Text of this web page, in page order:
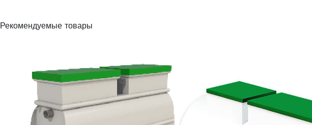
Рекомендуемые товары